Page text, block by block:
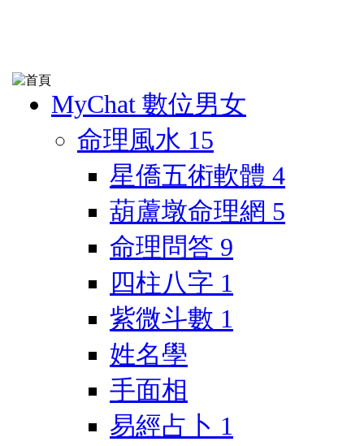
MyChat 數位男女
命理風水 15
星僑五術軟體 4
葫蘆墩命理網 5
命理問答 9
四柱八字 1
紫微斗數 1
姓名學
手面相
易經占卜 1